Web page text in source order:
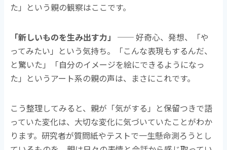
た」という親の観察はここです。
「新しいものを生み出す力」 ── 好奇心、発想、「や
ってみたい」という気持ち。「こんな表現もするんだ、
と驚いた」「自分のイメージを絵にできるようになっ
た」というアート系の親の声は、まさにこれです。
こう整理してみると、親が「気がする」と保留つきで語
っていた変化は、大切な変化に気づいていたことがわか
ります。研究者が質問紙やテストで一生懸命測ろうとし